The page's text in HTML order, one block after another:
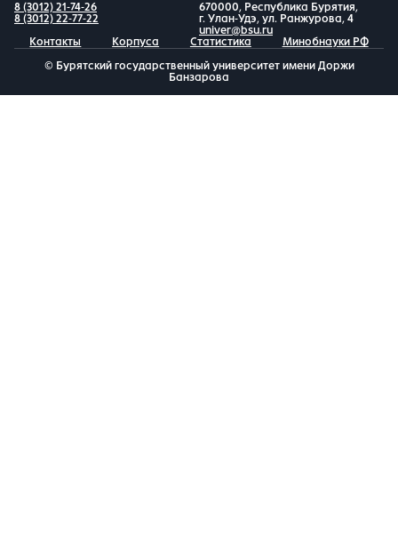
8 (3012) 21-74-26
8 (3012) 22-77-22
670000, Республика Бурятия,
г. Улан-Удэ, ул. Ранжурова, 4
univer@bsu.ru
Контакты
Корпуса Статистика Минобнауки РФ
© Бурятский государственный университет имени Доржи
Банзарова